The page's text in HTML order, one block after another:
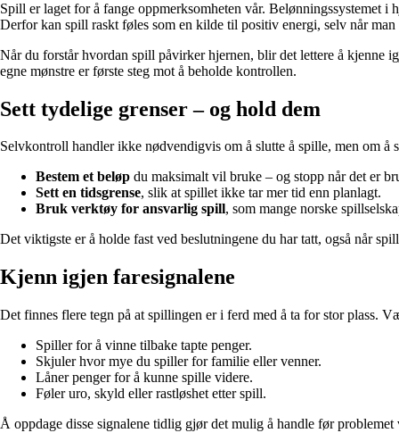
Spill er laget for å fange oppmerksomheten vår. Belønningssystemet
Derfor kan spill raskt føles som en kilde til positiv energi, selv når man
Når du forstår hvordan spill påvirker hjernen, blir det lettere å kjenne
egne mønstre er første steg mot å beholde kontrollen.
Sett tydelige grenser – og hold dem
Selvkontroll handler ikke nødvendigvis om å slutte å spille, men om
Bestem et beløp du maksimalt vil bruke – og stopp når det er
Sett en tidsgrense, slik at spillet ikke tar mer tid enn planlagt.
Bruk verktøy for ansvarlig spill, som mange norske
Det viktigste er å holde fast ved beslutningene du har tatt, også når
Kjenn igjen faresignalene
Det finnes flere tegn på at spillingen er i ferd med å ta for stor plass.
Spiller for å vinne tilbake tapte penger.
Skjuler hvor mye du spiller for familie eller venner.
Låner penger for å kunne spille videre.
Føler uro, skyld eller rastløshet etter spill.
Å oppdage disse signalene tidlig gjør det mulig å handle før problemet